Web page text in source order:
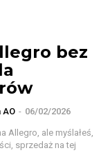
bez
AO - 06/02/2026
Allegro, ale myślałeś,
sprzedaż na tej